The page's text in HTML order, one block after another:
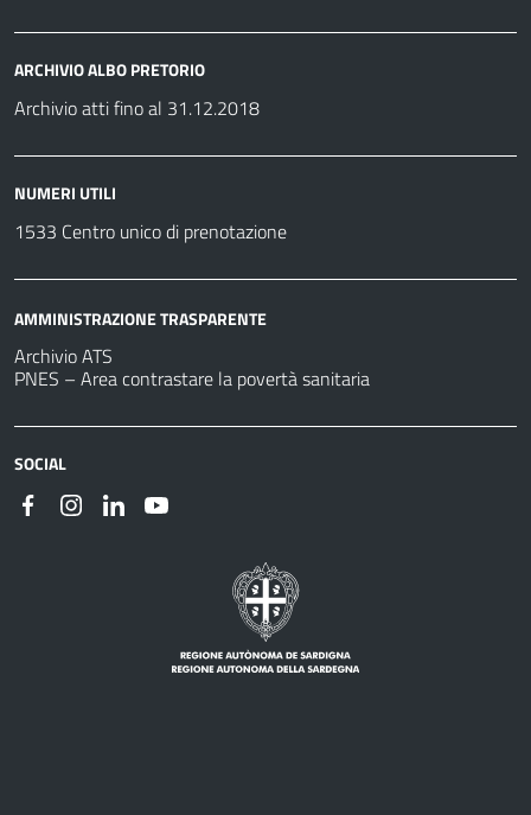
ARCHIVIO ALBO PRETORIO
Archivio atti fino al 31.12.2018
NUMERI UTILI
1533 Centro unico di prenotazione
AMMINISTRAZIONE TRASPARENTE
Archivio ATS
PNES – Area contrastare la povertà sanitaria
SOCIAL